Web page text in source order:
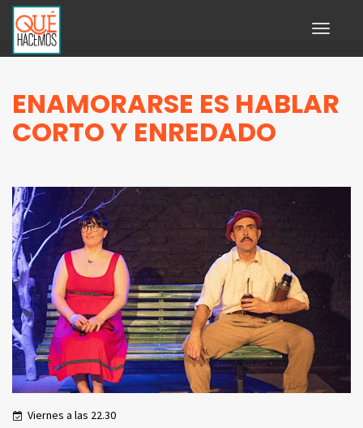
Toggle
ENAMORARSE ES HABLAR
CORTO Y ENREDADO
Viernes a las 22.30